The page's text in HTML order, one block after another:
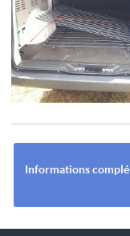
Informations